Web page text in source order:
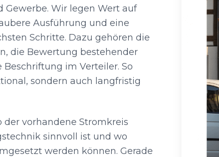
Wir legen Wert auf
Ausführung und eine
Schritte. Dazu gehören die
die Bewertung bestehender
im Verteiler. So
sondern auch langfristig
vorhandene Stromkreis
sinnvoll ist und wo
werden können. Gerade